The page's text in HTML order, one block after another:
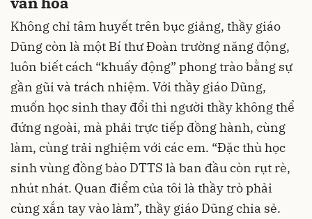
Không chỉ tâm huyết trên bục giảng, thầy giáo
Dũng còn là một Bí thư Đoàn trường năng động,
luôn biết cách “khuấy động” phong trào bằng sự
gần gũi và trách nhiệm. Với thầy giáo Dũng,
muốn học sinh thay đổi thì người thầy không thể
đứng ngoài, mà phải trực tiếp đồng hành, cùng
làm, cùng trải nghiệm với các em. “Đặc thù học
sinh vùng đồng bào DTTS là ban đầu còn rụt rè,
nhút nhát. Quan điểm của tôi là thầy trò phải
cùng xắn tay vào làm”, thầy giáo Dũng chia sẻ.